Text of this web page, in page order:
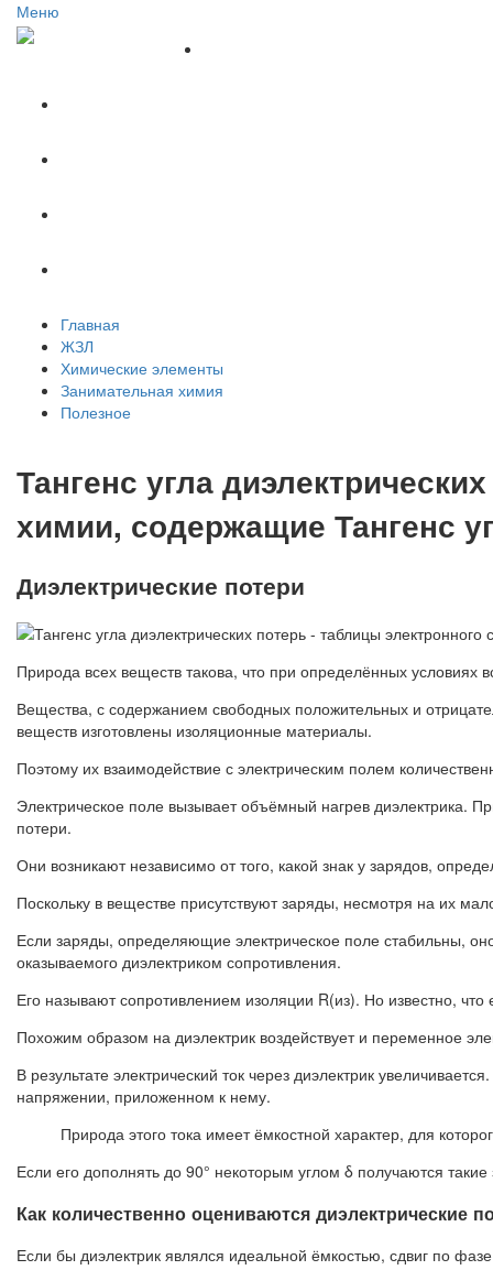
Меню
Главная
ЖЗЛ
Химические элементы
Занимательная химия
Полезное
Тангенс угла
химии, содержащие Тангенс
Диэлектрические потери
Природа всех веществ такова, что при определённых условиях
Вещества, с содержанием свободных положительных и
веществ изготовлены изоляционные материалы.
Поэтому их взаимодействие с электрическим полем
Электрическое поле вызывает объёмный нагрев диэлектрика.
потери.
Они возникают независимо от того, какой знак у зарядов,
Поскольку в веществе присутствуют заряды, несмотря на их
Если заряды, определяющие электрическое поле стабильны,
оказываемого диэлектриком сопротивления.
Его называют сопротивлением изоляции R(из). Но известно,
Похожим образом на диэлектрик воздействует и переменное
В результате электрический ток через диэлектрик
напряжении, приложенном к нему.
Природа этого тока имеет ёмкостной характер, для
Если его дополнять до 90° некоторым углом δ получаются
Как количественно оцениваются диэлектрические
Если бы диэлектрик являлся идеальной ёмкостью, сдвиг по